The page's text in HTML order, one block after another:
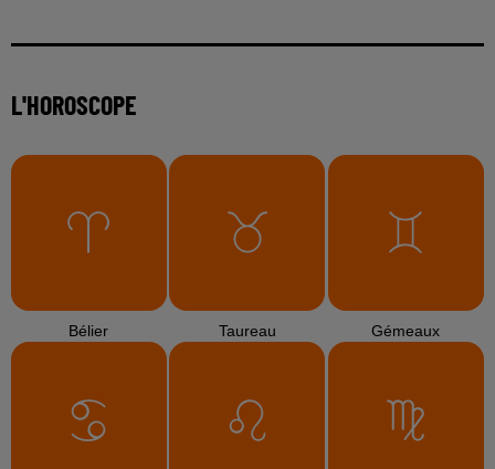
L'HOROSCOPE
Bélier Taureau Gémeaux